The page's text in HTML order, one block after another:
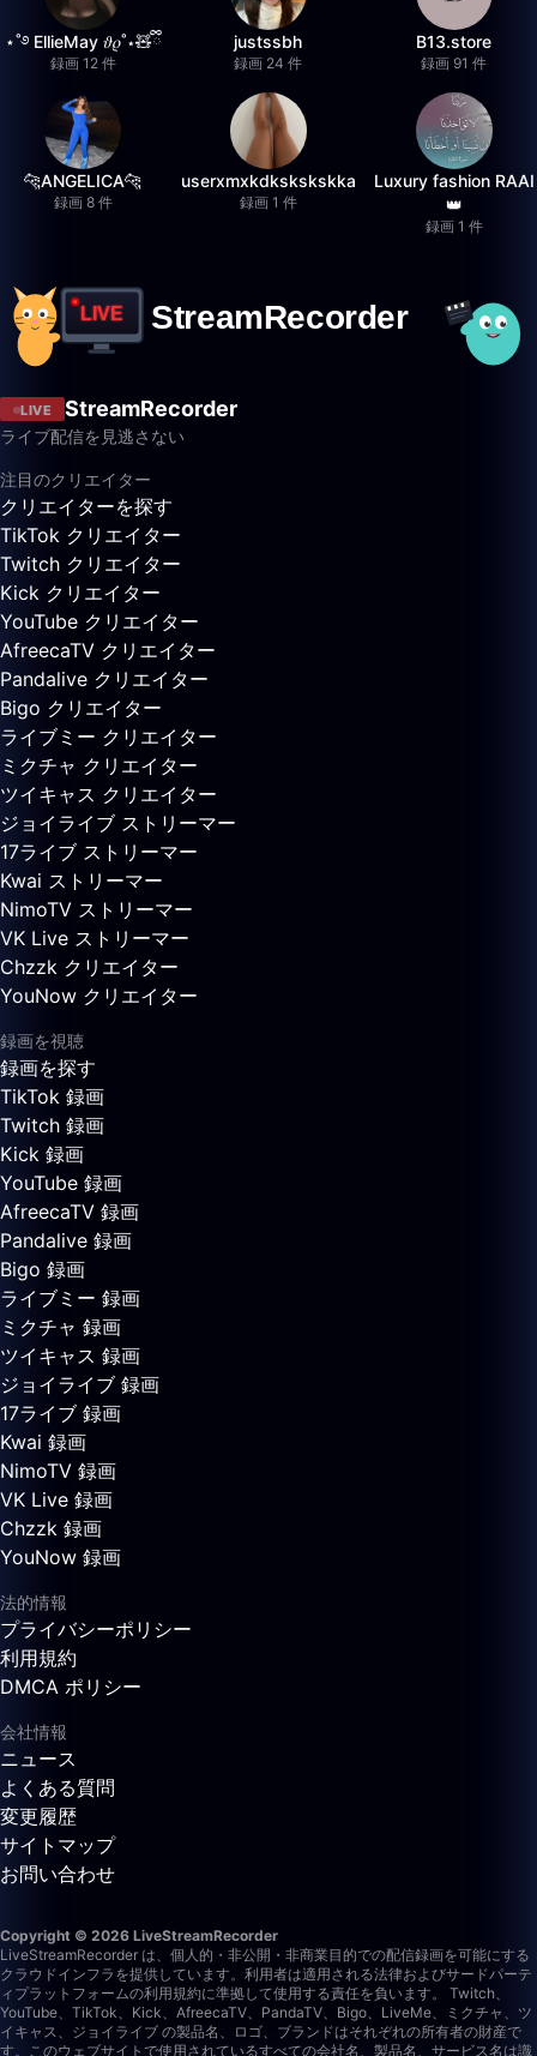
⋆˚࿔ EllieMay 𝜗𝜚˚⋆🧸ྀི
録画 12 件
justssbh
録画 24 件
B13.store
録画 91 件
🐆ANGELICA🐆
録画 8 件
userxmxkdkskskskka
録画 1 件
Luxury fashion RAAI
👑
録画 1 件
LIVE StreamRecorder
ライブ配信を見逃さない
注目のクリエイター
クリエイターを探す
TikTok クリエイター
Twitch クリエイター
Kick クリエイター
YouTube クリエイター
AfreecaTV クリエイター
Pandalive クリエイター
Bigo クリエイター
ライブミー クリエイター
ミクチャ クリエイター
ツイキャス クリエイター
ジョイライブ ストリーマー
17ライブ ストリーマー
Kwai ストリーマー
NimoTV ストリーマー
VK Live ストリーマー
Chzzk クリエイター
YouNow クリエイター
録画を視聴
録画を探す
TikTok 録画
Twitch 録画
Kick 録画
YouTube 録画
AfreecaTV 録画
Pandalive 録画
Bigo 録画
ライブミー 録画
ミクチャ 録画
ツイキャス 録画
ジョイライブ 録画
17ライブ 録画
Kwai 録画
NimoTV 録画
VK Live 録画
Chzzk 録画
YouNow 録画
法的情報
プライバシーポリシー
利用規約
DMCA ポリシー
会社情報
ニュース
よくある質問
変更履歴
サイトマップ
お問い合わせ
Copyright © 2026 LiveStreamRecorder
LiveStreamRecorder は、個人的・非公開・非商業目的での配信録画を可能にする
クラウドインフラを提供しています。利用者は適用される法律およびサードパーテ
ィプラットフォームの利用規約に準拠して使用する責任を負います。
Twitch、
YouTube、TikTok、Kick、AfreecaTV、PandaTV、Bigo、LiveMe、ミクチャ、ツ
イキャス、ジョイライブ の製品名、ロゴ、ブランドはそれぞれの所有者の財産で
す。このウェブサイトで使用されているすべての会社名、製品名、サービス名は識